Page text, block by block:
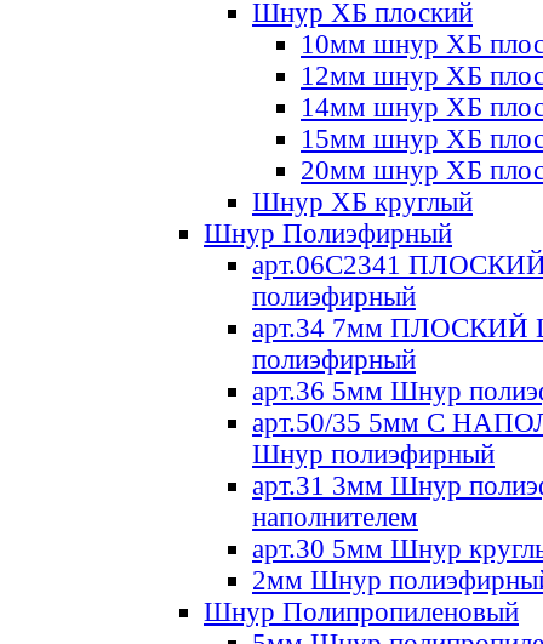
Шнур ХБ плоский
10мм шнур ХБ
12мм шнур ХБ
14мм шнур ХБ
15мм шнур ХБ
20мм шнур ХБ
Шнур ХБ круглый
Шнур Полиэфирный
арт.06С2341
полиэфирный
арт.34 7мм ПЛОСКИЙ
полиэфирный
арт.36 5мм Шнур
арт.50/35 5мм С
Шнур полиэфирный
арт.31 3мм Шнур
наполнителем
арт.30 5мм Шнур
2мм Шнур
Шнур Полипропиленовый